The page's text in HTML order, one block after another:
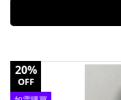
20%
OFF